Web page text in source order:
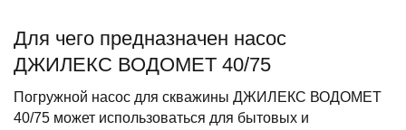
Для чего предназначен насос
ДЖИЛЕКС ВОДОМЕТ 40/75
Погружной насос для скважины ДЖИЛЕКС ВОДОМЕТ
40/75 может использоваться для бытовых и